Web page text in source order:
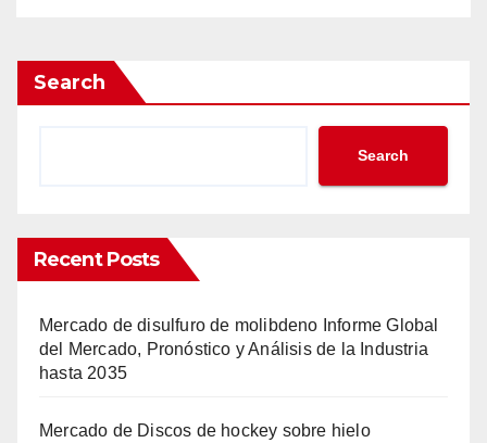
Search
Search
Recent Posts
Mercado de disulfuro de molibdeno Informe Global
del Mercado, Pronóstico y Análisis de la Industria
hasta 2035
Mercado de Discos de hockey sobre hielo